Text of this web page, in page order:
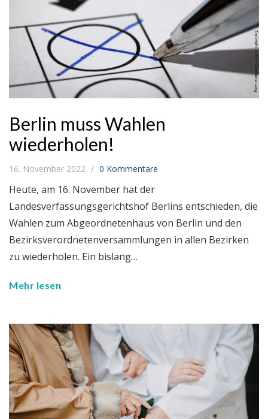
Berlin muss Wahlen
wiederholen!
16. November 2022 0 Kommentare
Heute, am 16. November hat der
Landesverfassungsgerichtshof Berlins entschieden, die
Wahlen zum Abgeordnetenhaus von Berlin und den
Bezirksverordnetenversammlungen in allen Bezirken
zu wiederholen. Ein bislang…
Mehr lesen